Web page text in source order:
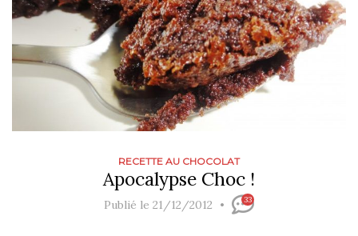
RECETTE AU CHOCOLAT
Apocalypse Choc !
Publié le 21/12/2012 33